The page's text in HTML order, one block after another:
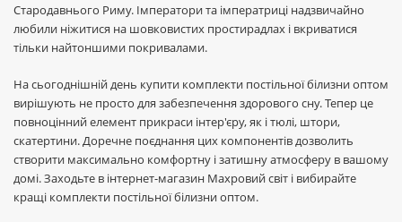
Стародавнього Риму. Імператори та імператриці надзвичайно
любили ніжитися на шовковистих простирадлах і вкриватися
тільки найтоншими покривалами.
На сьогоднішній день купити комплекти постільної білизни оптом
вирішують не просто для забезпечення здорового сну. Тепер це
повноцінний елемент прикраси інтер'єру, як і тюлі, штори,
скатертини. Доречне поєднання цих компонентів дозволить
створити максимально комфортну і затишну атмосферу в вашому
домі. Заходьте в інтернет-магазин Махровий світ і вибирайте
кращі комплекти постільної білизни оптом.